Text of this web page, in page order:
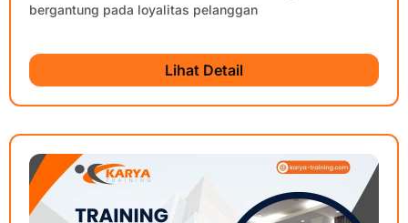
bergantung pada loyalitas pelanggan
Lihat Detail